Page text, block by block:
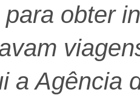
obter
a Agência